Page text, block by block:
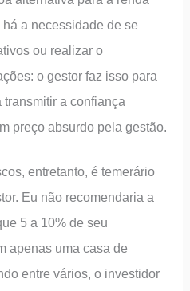
a necessidade de se
ou realizar o
o gestor faz isso para
a confiança
preço absurdo pela gestão.
entretanto, é temerário
Eu não recomendaria a
5 a 10% de seu
apenas uma casa de
entre vários, o investidor